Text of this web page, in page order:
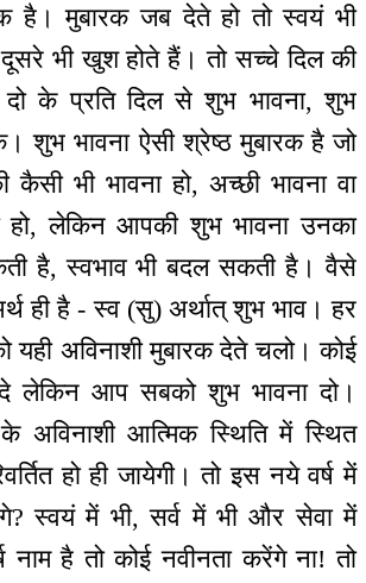
है। मुबारक जब देते हो तो स्वयं भी
भी खुश होते हैं। तो सच्चे दिल की
के प्रति दिल से शुभ भावना, शुभ
शुभ भावना ऐसी श्रेष्ठ मुबारक है जो
कैसी भी भावना हो, अच्छी भावना वा
हो, लेकिन आपकी शुभ भावना उनका
है, स्वभाव भी बदल सकती है। वैसे
ही है - स्व (सु) अर्थात् शुभ भाव। हर
यही अविनाशी मुबारक देते चलो। कोई
लेकिन आप सबको शुभ भावना दो।
अविनाशी आत्मिक स्थिति में स्थित
हो ही जायेगी। तो इस नये वर्ष में
स्वयं में भी, सर्व में भी और सेवा में
नाम है तो कोई नवीनता करेंगे ना! तो